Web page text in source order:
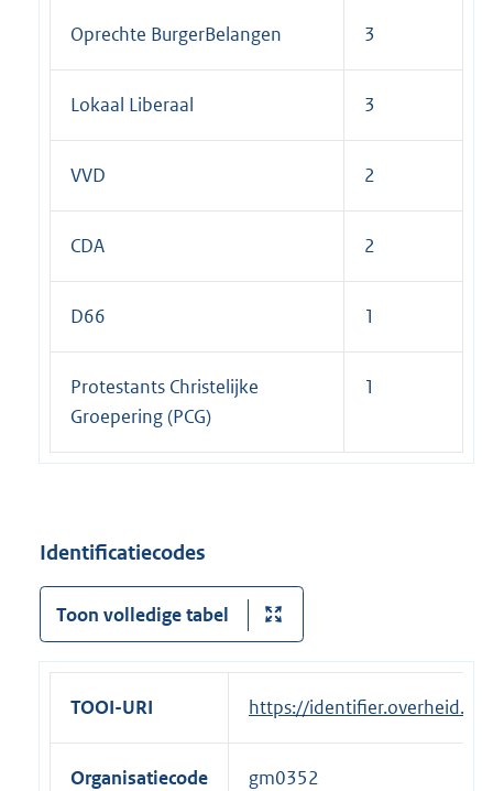
Oprechte BurgerBelangen 3
Lokaal Liberaal 3
VVD 2
CDA 2
D66 1
Protestants Christelijke
Groepering (PCG)
1
Identificatiecodes
Toon volledige tabel
TOOI-URI https://
Organisatiecode gm0352